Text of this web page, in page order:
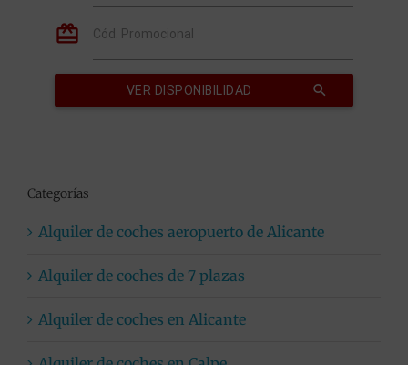
Categorías
Alquiler de coches aeropuerto de Alicante
Alquiler de coches de 7 plazas
Alquiler de coches en Alicante